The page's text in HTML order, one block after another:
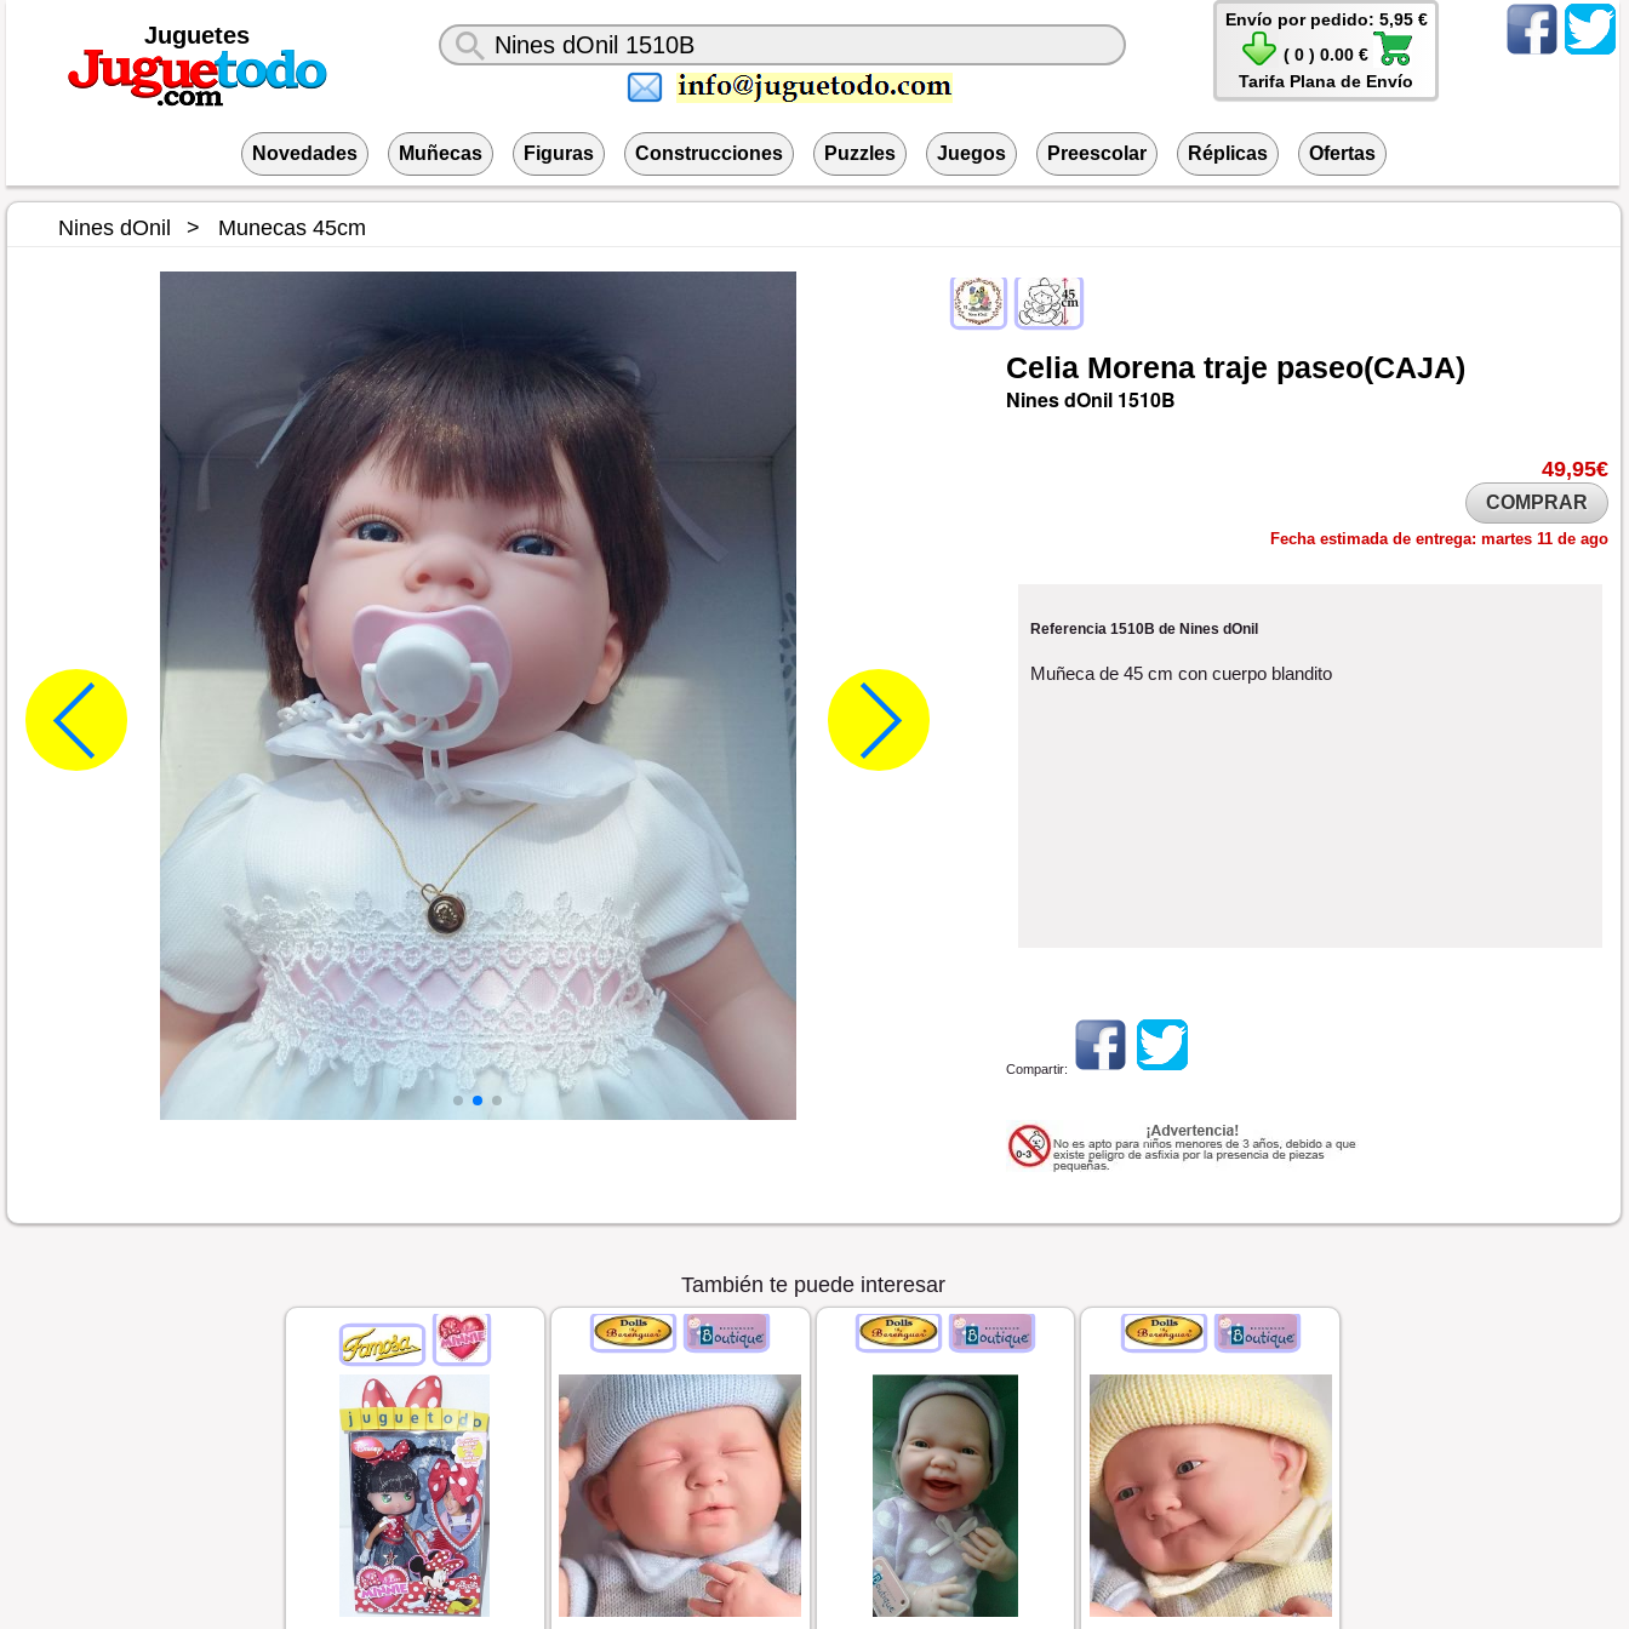
Juguetes
Envío por pedido: 5,95 €
( 0 ) 0.00 €
Tarifa Plana de Envío
Novedades Muñecas Figuras Construcciones Puzzles Juegos Preescolar Réplicas Ofertas
Nines dOnil Munecas 45cm
Celia Morena traje paseo(CAJA)
Nines dOnil 1510B
49,95€
COMPRAR
Fecha estimada de entrega: martes 11 de ago
Referencia 1510B de Nines dOnil
Muñeca de 45 cm con cuerpo blandito
Compartir:
También te puede interesar